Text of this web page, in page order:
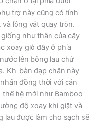
trợ này cũng có tính
và lồng vắt quay tròn.
như thân của cây
xoay giờ đây ở phía
lên bông lau chứ
Khi bàn đạp chân này
đồng thời với cán
hệ mới như Bamboo
độ xoay khi giặt và
lau được làm cho sạch sẽ